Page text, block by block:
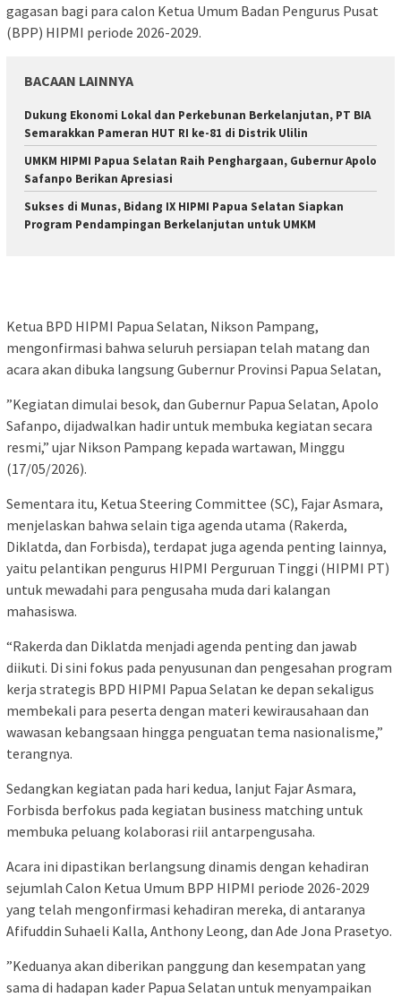
gagasan bagi para calon Ketua Umum Badan Pengurus Pusat
(BPP) HIPMI periode 2026-2029.
BACAAN LAINNYA
Dukung Ekonomi Lokal dan Perkebunan Berkelanjutan, PT BIA
Semarakkan Pameran HUT RI ke-81 di Distrik Ulilin
UMKM HIPMI Papua Selatan Raih Penghargaan, Gubernur Apolo
Safanpo Berikan Apresiasi
Sukses di Munas, Bidang IX HIPMI Papua Selatan Siapkan
Program Pendampingan Berkelanjutan untuk UMKM
​Ketua BPD HIPMI Papua Selatan, Nikson Pampang,
mengonfirmasi bahwa seluruh persiapan telah matang dan
acara akan dibuka langsung Gubernur Provinsi Papua Selatan,
​”Kegiatan dimulai besok, dan Gubernur Papua Selatan, Apolo
Safanpo, dijadwalkan hadir untuk membuka kegiatan secara
resmi,” ujar Nikson Pampang kepada wartawan, Minggu
(17/05/2026).
​Sementara itu, Ketua Steering Committee (SC), Fajar Asmara,
menjelaskan bahwa selain tiga agenda utama (Rakerda,
Diklatda, dan Forbisda), terdapat juga agenda penting lainnya,
yaitu pelantikan pengurus HIPMI Perguruan Tinggi (HIPMI PT)
untuk mewadahi para pengusaha muda dari kalangan
mahasiswa.
“Rakerda dan Diklatda menjadi agenda penting dan jawab
diikuti. Di sini fokus pada penyusunan dan pengesahan program
kerja strategis BPD HIPMI Papua Selatan ke depan sekaligus
membekali para peserta dengan materi kewirausahaan dan
wawasan kebangsaan hingga penguatan tema nasionalisme,”
terangnya.
Sedangkan kegiatan pada hari kedua, lanjut Fajar Asmara,
Forbisda berfokus pada kegiatan business matching untuk
membuka peluang kolaborasi riil antarpengusaha.
​Acara ini dipastikan berlangsung dinamis dengan kehadiran
sejumlah Calon Ketua Umum BPP HIPMI periode 2026-2029
yang telah mengonfirmasi kehadiran mereka, di antaranya
Afifuddin Suhaeli Kalla, Anthony Leong, dan Ade Jona Prasetyo.
​”Keduanya akan diberikan panggung dan kesempatan yang
sama di hadapan kader Papua Selatan untuk menyampaikan